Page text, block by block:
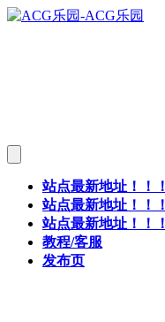
站点最新地址！！！
站点最新地址！！！
站点最新地址！！！
教程/客服
发布页